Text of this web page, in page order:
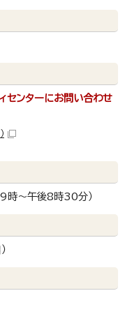
センターにお問い合わせ
時～午後8時30分）